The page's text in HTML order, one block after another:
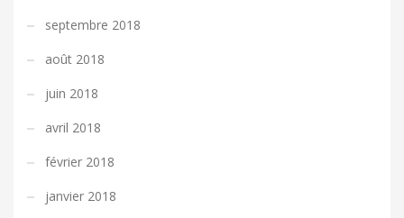
septembre 2018
août 2018
juin 2018
avril 2018
février 2018
janvier 2018